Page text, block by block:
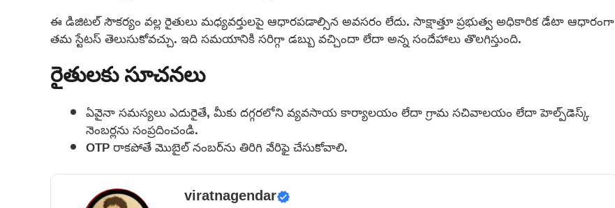
ఈ డిజిటల్ సౌకర్యం వల్ల రైతులు మధ్యవర్తులపై ఆధారపడాల్సిన అవసరం లేదు. సాక్షాత్తూ ప్రభుత్వ అధికారిక డేటా ఆధారంగా
తమ స్టేటస్ తెలుసుకోవచ్చు. ఇది సమయానికి సరిగ్గా డబ్బు వచ్చిందా లేదా అన్న సందేహాలు తొలగిస్తుంది.
రైతులకు సూచనలు
ఏవైనా సమస్యలు ఎదురైతే, మీకు దగ్గరలోని వ్యవసాయ కార్యాలయం లేదా గ్రామ సచివాలయం లేదా హెల్ప్‌డెస్క్
నెంబర్లను సంప్రదించండి.
OTP రాకపోతే మొబైల్ నంబర్‌ను తిరిగి వేరిఫై చేసుకోవాలి.
viratnagendar